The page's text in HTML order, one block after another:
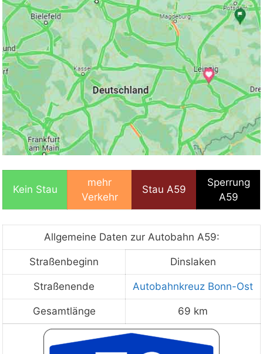
Mit Klick auf „Staukarte laden“ werden externe
Inhalte von Google nachgeladen. Mit dem Klick
ansehen
Staukarte laden
Kein Stau
mehr
Verkehr
Stau A59
Sperrung
A59
Allgemeine Daten zur Autobahn A59:
Straßenbeginn Dinslaken
Straßenende Autobahnkreuz Bonn-Ost
Gesamtlänge 69 km